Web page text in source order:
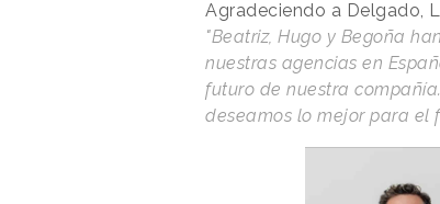
Agradeciendo a Delgado,
"Beatriz, Hugo y Begoña
nuestras agencias en
futuro de nuestra
deseamos lo mejor para el